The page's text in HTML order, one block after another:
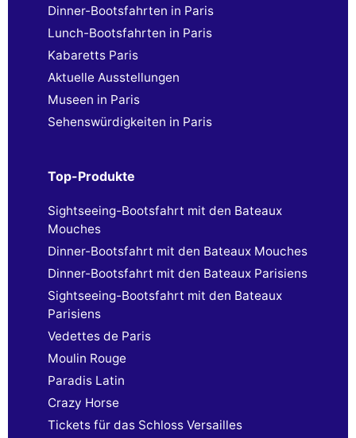
Dinner-Bootsfahrten in Paris
Lunch-Bootsfahrten in Paris
Kabaretts Paris
Aktuelle Ausstellungen
Museen in Paris
Sehenswürdigkeiten in Paris
Top-Produkte
Sightseeing-Bootsfahrt mit den Bateaux
Mouches
Dinner-Bootsfahrt mit den Bateaux Mouches
Dinner-Bootsfahrt mit den Bateaux Parisiens
Sightseeing-Bootsfahrt mit den Bateaux
Parisiens
Vedettes de Paris
Moulin Rouge
Paradis Latin
Crazy Horse
Tickets für das Schloss Versailles